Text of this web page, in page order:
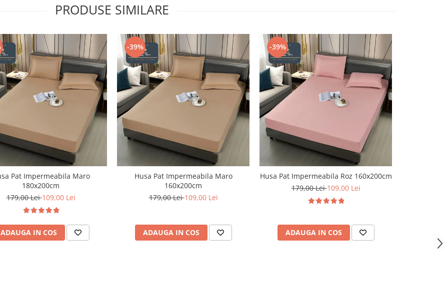
PRODUSE SIMILARE
Pat Impermeabila Maro
180x200cm
179,00 Lei109,00 Lei
ADAUGA IN COS
-39%
Husa Pat Impermeabila Maro
160x200cm
179,00 Lei109,00 Lei
ADAUGA IN COS
-39%
Husa Pat Impermeabila Roz 160x200cm
179,00 Lei109,00 Lei
ADAUGA IN COS